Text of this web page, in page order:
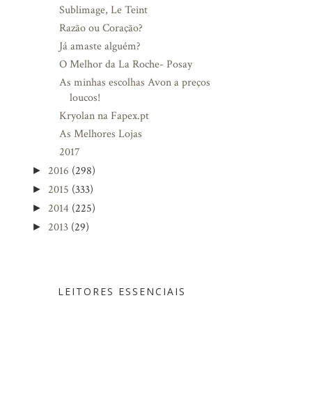
Sublimage, Le Teint
Razão ou Coração?
Já amaste alguém?
O Melhor da La Roche- Posay
As minhas escolhas Avon a preços
loucos!
Kryolan na Fapex.pt
As Melhores Lojas
2017
► 2016 (298)
► 2015 (333)
► 2014 (225)
► 2013 (29)
LEITORES ESSENCIAIS